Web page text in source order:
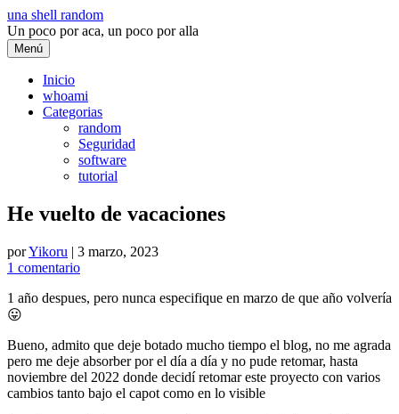
Saltar
al
contenido
una shell random
Un poco por aca, un poco por alla
Menú
Inicio
whoami
Categorias
random
Seguridad
software
tutorial
He vuelto de vacaciones
porYikoru | 3 marzo, 2023
1 comentario
1 año despues, pero nunca especifique en marzo de que año volvería
😛
Bueno, admito que deje botado mucho tiempo el blog, no me agrada
pero me deje absorber por el día a día y no pude retomar, hasta
noviembre del 2022 donde decidí retomar este proyecto con varios
cambios tanto bajo el capot como en lo visible